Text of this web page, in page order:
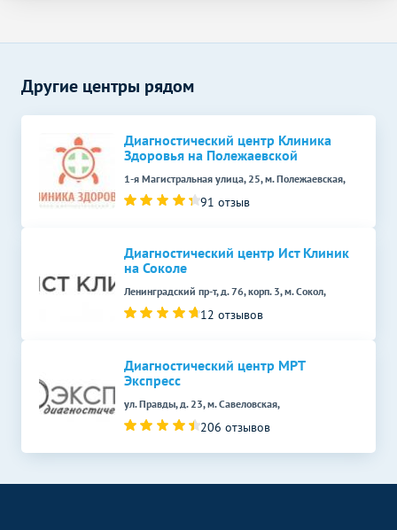
сосудов
УЗИ артерий нижних
Функциональная
диагностика
Электрокардиография
(ЭКГ)
Электроэнцефалография
(ЭЭГ)
Другие центры рядом
Диагностический центр Клиника
Здоровья на Полежаевской
1-я Магистральная улица, 25, м. Полежаевская,
91 отзыв
Диагностический центр Ист Клиник
на Соколе
Ленинградский пр-т, д. 76, корп. 3, м. Сокол,
12 отзывов
Диагностический центр МРТ
Экспресс
ул. Правды, д. 23, м. Савеловская,
206 отзывов